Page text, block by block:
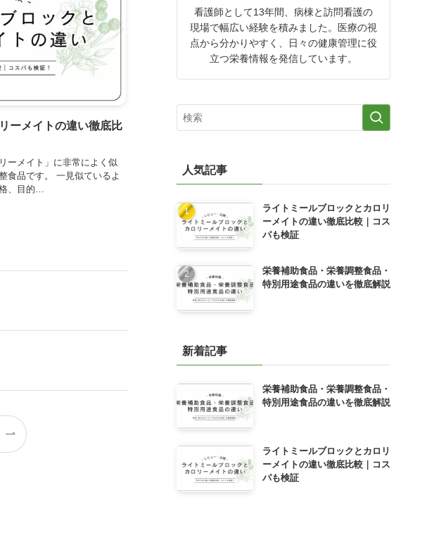
ーメイトの違い徹底比
ーメイト」に非常によく似
食品です。 一見似ているよ
、目的…
看護師として13年間、病棟と訪問看護の
現場で幅広い経験を積みました。医療の視
点から分かりやすく、日々の健康管理に役
立つ栄養情報を発信しています。
人気記事
ライトミールブロックとカロリ
ーメイトの違い徹底比較｜コス
パも検証
栄養補助食品・栄養調整食品・
特別用途食品の違いを徹底解説
新着記事
栄養補助食品・栄養調整食品・
特別用途食品の違いを徹底解説
ライトミールブロックとカロリ
ーメイトの違い徹底比較｜コス
パも検証